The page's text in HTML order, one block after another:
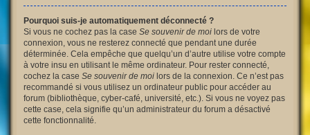
Pourquoi suis-je automatiquement déconnecté ?
Si vous ne cochez pas la case Se souvenir de moi lors de votre
connexion, vous ne resterez connecté que pendant une durée
déterminée. Cela empêche que quelqu’un d’autre utilise votre compte
à votre insu en utilisant le même ordinateur. Pour rester connecté,
cochez la case Se souvenir de moi lors de la connexion. Ce n’est pas
recommandé si vous utilisez un ordinateur public pour accéder au
forum (bibliothèque, cyber-café, université, etc.). Si vous ne voyez pas
cette case, cela signifie qu’un administrateur du forum a désactivé
cette fonctionnalité.